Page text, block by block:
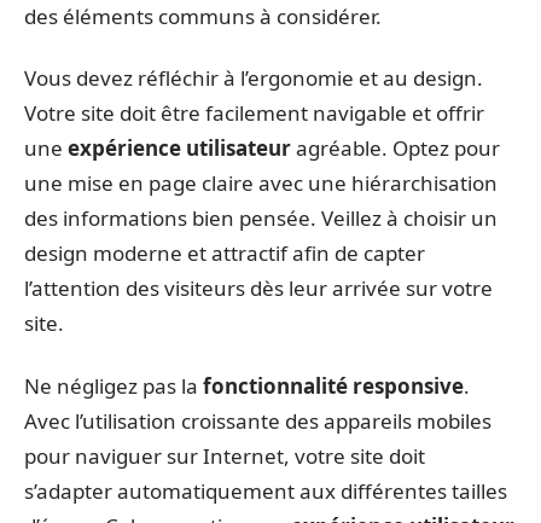
des éléments communs à considérer.
Vous devez réfléchir à l’ergonomie et au design.
Votre site doit être facilement navigable et offrir
une expérience utilisateuragréable. Optez pour
une mise en page claire avec une hiérarchisation
des informations bien pensée. Veillez à choisir un
design moderne et attractif afin de capter
l’attention des visiteurs dès leur arrivée sur votre
site.
Ne négligez pas la fonctionnalité responsive.
Avec l’utilisation croissante des appareils mobiles
pour naviguer sur Internet, votre site doit
s’adapter automatiquement aux différentes tailles